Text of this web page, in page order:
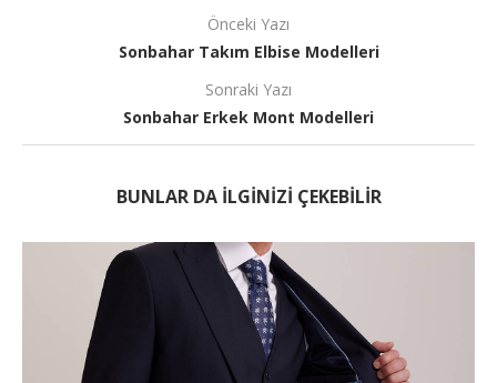
Önceki Yazı
Sonbahar Takım Elbise Modelleri
Sonraki Yazı
Sonbahar Erkek Mont Modelleri
BUNLAR DA ILGINIZI ÇEKEBILIR